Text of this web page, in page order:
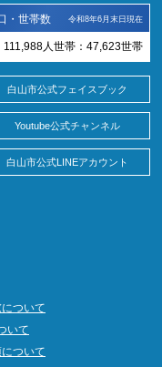
・世帯数 令和8年6月末日現在
111,988 人 世帯： 47,623世帯
白山市公式フェイスブック
Youtube公式チャンネル
白山市公式LINEアカウント
ついて
いて
ついて